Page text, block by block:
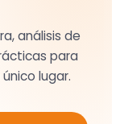
análisis de
para
lugar.